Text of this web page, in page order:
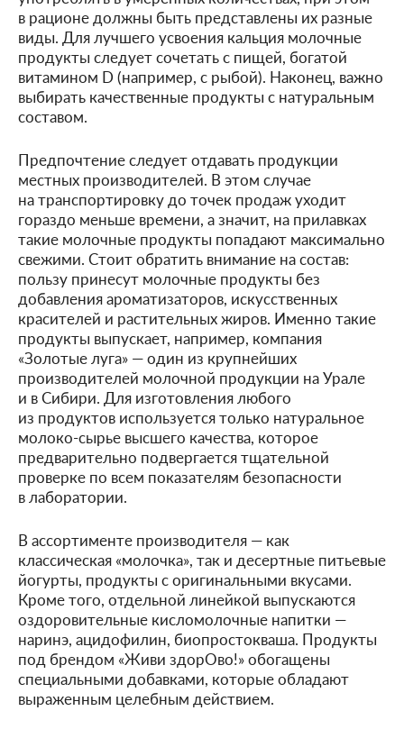
в рационе должны быть представлены их разные
виды. Для лучшего усвоения кальция молочные
продукты следует сочетать с пищей, богатой
витамином D (например, с рыбой). Наконец, важно
выбирать качественные продукты с натуральным
составом.
Предпочтение следует отдавать продукции
местных производителей. В этом случае
на транспортировку до точек продаж уходит
гораздо меньше времени, а значит, на прилавках
такие молочные продукты попадают максимально
свежими. Стоит обратить внимание на состав:
пользу принесут молочные продукты без
добавления ароматизаторов, искусственных
красителей и растительных жиров. Именно такие
продукты выпускает, например, компания
«Золотые луга» — один из крупнейших
производителей молочной продукции на Урале
и в Сибири. Для изготовления любого
из продуктов используется только натуральное
молоко-сырье высшего качества, которое
предварительно подвергается тщательной
проверке по всем показателям безопасности
в лаборатории.
В ассортименте производителя — как
классическая «молочка», так и десертные питьевые
йогурты, продукты с оригинальными вкусами.
Кроме того, отдельной линейкой выпускаются
оздоровительные кисломолочные напитки —
наринэ, ацидофилин, биопростокваша. Продукты
под брендом «Живи здорОво!» обогащены
специальными добавками, которые обладают
выраженным целебным действием.